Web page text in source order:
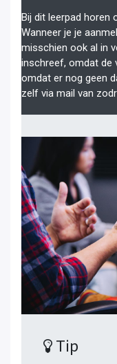
Bij dit leerpad horen
Wanneer je je
misschien ook al in
inschreef, omdat de
omdat er nog geen
zelf via mail van
Tip